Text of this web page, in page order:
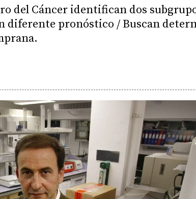
del Cáncer identifican dos
diferente pronóstico / Buscan